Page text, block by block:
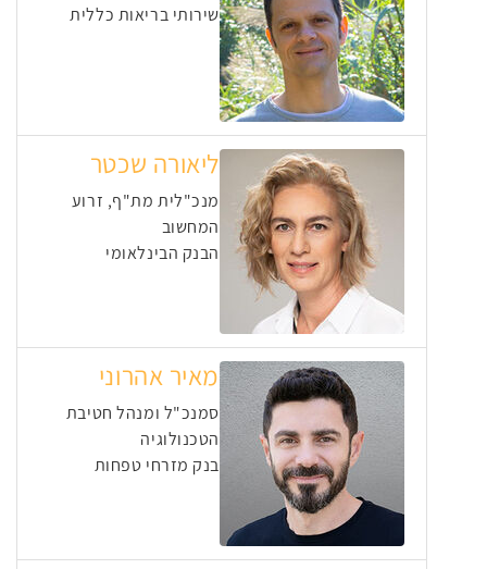
שירותי בריאות כללית
ליאורה שכטר
מנכ"לית מת"ף, זרוע
המחשוב
הבנק הבינלאומי
מאיר אהרוני
סמנכ"ל ומנהל חטיבת
הטכנולוגיה
בנק מזרחי טפחות